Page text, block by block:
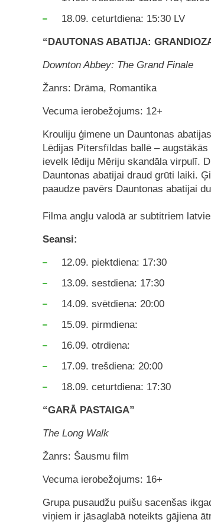
18.09. ceturtdiena: 15:30 LV
“DAUTONAS ABATIJA:
Downton Abbey: The Grand Finale
Žanrs: Drāma, Romantika
Vecuma ierobežojums: 12+
Krouliju ģimene un Dauntonas
Lēdijas Pītersfīldas ballē –
ievelk lēdiju Mēriju skandāla virpulī.
Dauntonas abatijai draud grūti laiki.
paaudze pavērs Dauntonas abatijai
Filma angļu valodā ar subtitriem
Seansi:
12.09. piektdiena: 17:30
13.09. sestdiena: 17:30
14.09. svētdiena: 20:00
15.09. pirmdiena:
16.09. otrdiena:
17.09. trešdiena: 20:00
18.09. ceturtdiena: 17:30
“GARĀ PASTAIGA”
The Long Walk
Žanrs: Šausmu film
Vecuma ierobežojums: 16+
Grupa pusaudžu puišu sacenšas
viņiem ir jāsaglabā noteikts gājiena